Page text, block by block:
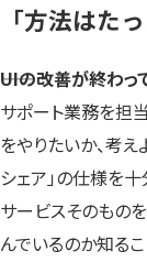
「方法はた
――UIの改善が終わ
サポート業務を担
をやりたいか、考え
シェア」の仕様を
サービスそのもの
んでいるのか知る